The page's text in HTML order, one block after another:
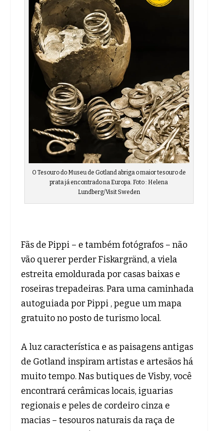
O Tesouro do Museu de Gotland abriga o maior tesouro de
prata já encontrado na Europa. Foto : Helena
Lundberg/Visit Sweden
Fãs de Pippi – e também fotógrafos – não
vão querer perder Fiskargränd, a viela
estreita emoldurada por casas baixas e
roseiras trepadeiras. Para uma caminhada
autoguiada por Pippi , pegue um mapa
gratuito no posto de turismo local.
A luz característica e as paisagens antigas
de Gotland inspiram artistas e artesãos há
muito tempo. Nas butiques de Visby, você
encontrará cerâmicas locais, iguarias
regionais e peles de cordeiro cinza e
macias – tesouros naturais da raça de